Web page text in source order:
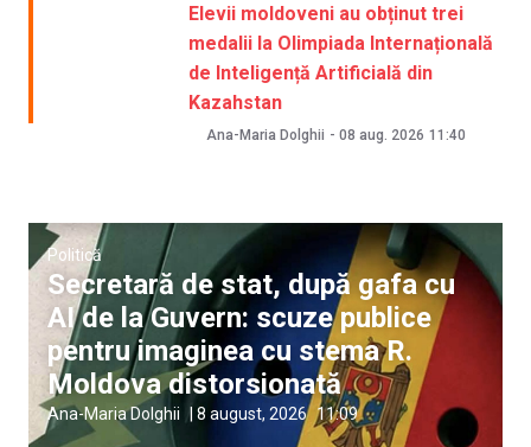
Elevii moldoveni au obținut trei
medalii la Olimpiada Internațională
de Inteligență Artificială din
Kazahstan
Ana-Maria Dolghii - 08 aug. 2026 11:40
Politică
Secretară de stat, după gafa cu
AI de la Guvern: scuze publice
pentru imaginea cu stema R.
Moldova distorsionată
Ana-Maria Dolghii | 8 august, 2026 11:09